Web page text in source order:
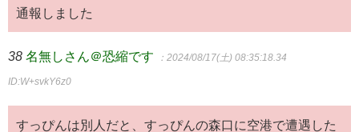
通報しました
38 名無しさん＠恐縮です ：2024/08/17(土) 08:35:18.34
ID:W+svkY6z0
すっぴんは別人だと、すっぴんの森口に空港で遭遇した